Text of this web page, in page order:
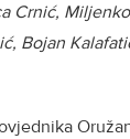
Crnić,
Bojan